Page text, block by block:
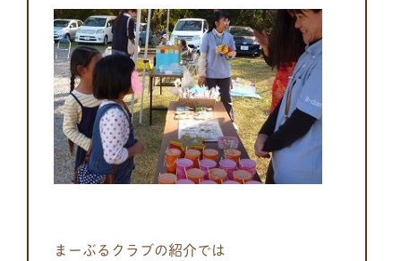
まーぶるクラブの紹介では